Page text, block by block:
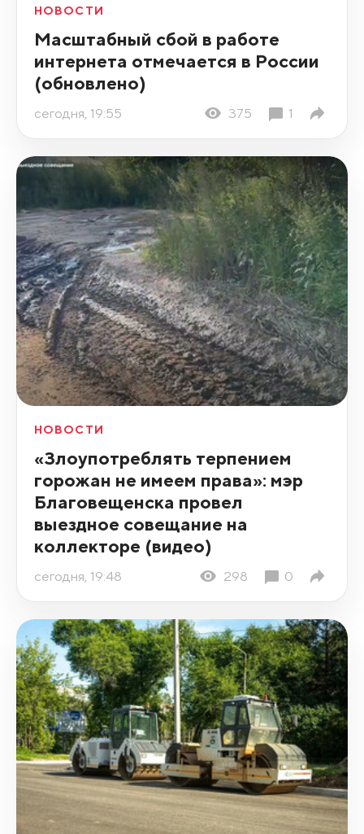
НОВОСТИ
Масштабный сбой в работе
интернета отмечается в России
(обновлено)
сегодня, 19:55 375 1
НОВОСТИ
«Злоупотреблять терпением
горожан не имеем права»: мэр
Благовещенска провел
выездное совещание на
коллекторе (видео)
сегодня, 19:48 298 0